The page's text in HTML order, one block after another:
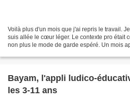
Voilà plus d'un mois que j'ai repris le travail.
suis allée le cœur léger. Le contexte pro était
non plus le mode de garde espéré. Un mois
Bayam, l'appli ludico-
les 3-11 ans